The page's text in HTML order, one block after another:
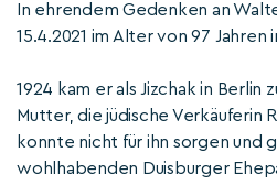
In ehrendem Gedenken an
15.4.2021 im Alter von 97
1924 kam er als Jizchak in Berlin
Mutter, die jüdische Verkäuferin
konnte nicht für ihn sorgen und
wohlhabenden Duisburger